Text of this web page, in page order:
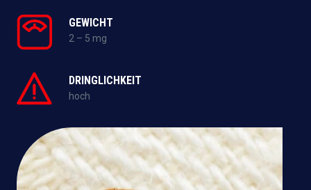
GEWICHT
2 – 5 mg
DRINGLICHKEIT
hoch